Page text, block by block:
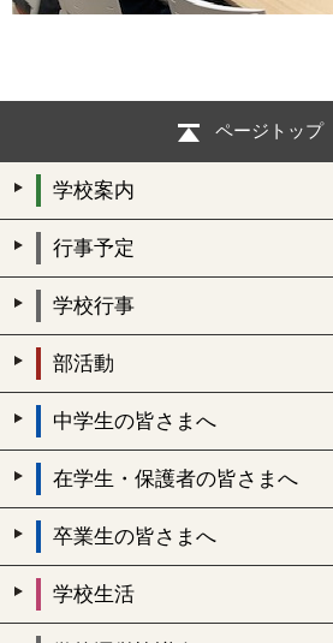
ページトップ
学校案内
行事予定
学校行事
部活動
中学生の皆さまへ
在学生・保護者の皆さまへ
卒業生の皆さまへ
学校生活